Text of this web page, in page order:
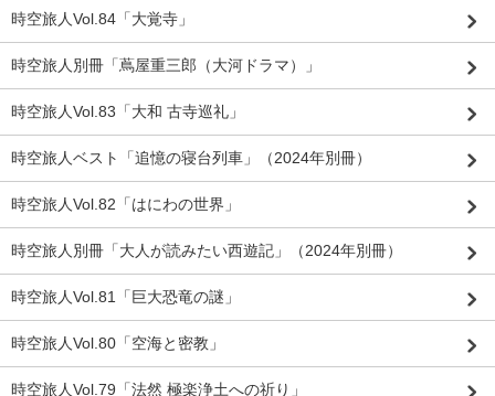
時空旅人Vol.84「大覚寺」
時空旅人別冊「蔦屋重三郎（大河ドラマ）」
時空旅人Vol.83「大和 古寺巡礼」
時空旅人ベスト「追憶の寝台列車」（2024年別冊）
時空旅人Vol.82「はにわの世界」
時空旅人別冊「大人が読みたい西遊記」（2024年別冊）
時空旅人Vol.81「巨大恐竜の謎」
時空旅人Vol.80「空海と密教」
時空旅人Vol.79「法然 極楽浄土への祈り」